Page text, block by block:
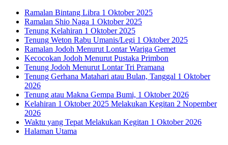
Ramalan Bintang Libra 1 Oktober 2025
Ramalan Shio Naga 1 Oktober 2025
Tenung Kelahiran 1 Oktober 2025
Tenung Weton Rabu Umanis/Legi 1 Oktober 2025
Ramalan Jodoh Menurut Lontar Wariga Gemet
Kecocokan Jodoh Menurut Pustaka Primbon
Tenung Jodoh Menurut Lontar Tri Pramana
Tenung Gerhana Matahari atau Bulan, Tanggal 1 Oktober
2026
Tenung atau Makna Gempa Bumi, 1 Oktober 2026
Kelahiran 1 Oktober 2025 Melakukan Kegitan 2 Nopember
2026
Waktu yang Tepat Melakukan Kegitan 1 Oktober 2026
Halaman Utama